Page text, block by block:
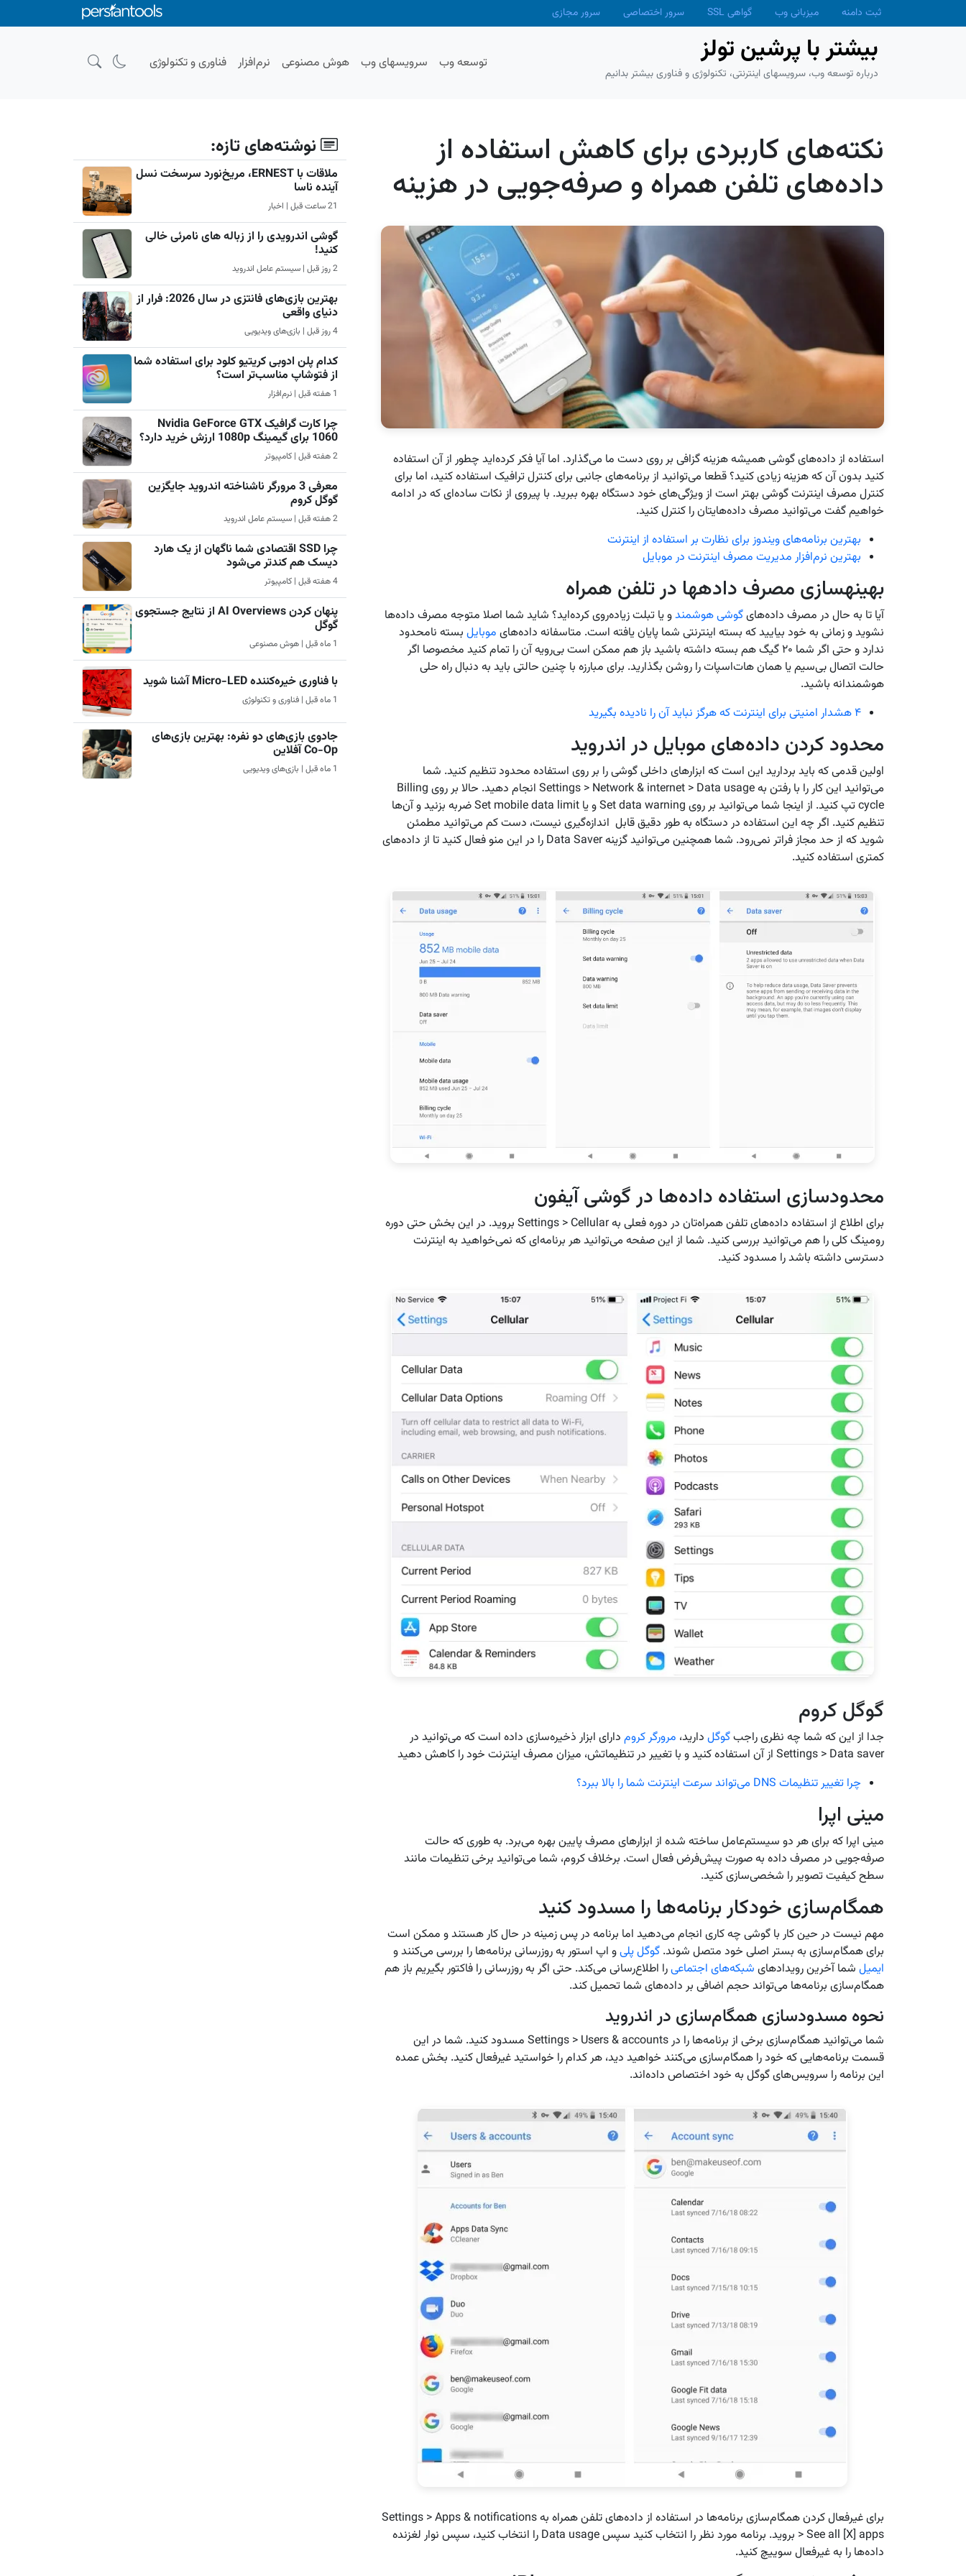
Skip to main contentثبت دامنه میزبانی وب گواهی SSL سرور اختصاصی سرور مجازی
بیشتر با پرشین تولز
درباره توسعه وب، سرویسهای اینترنتی، تکنولوژی و فناوری بیشتر بدانیم
توسعه وب سرویسهای وب هوش مصنوعی نرم‌افزار فناوری و تکنولوژی
نکته‌های کاربردی برای کاهش استفاده از
داده‌های تلفن همراه و صرفه‌جویی در هزینه
استفاده از داده‌های گوشی همیشه هزینه گزافی بر روی دست ما می‌گذارد. اما آیا فکر کرده‌اید چطور از آن استفاده
کنید بدون آن که هزینه زیادی کنید؟ قطعا می‌‌توانید از برنامه‌های جانبی برای کنترل ترافیک استفاده کنید، اما برای
کنترل مصرف اینترنت گوشی بهتر است از ویژگی‌های خود دستگاه بهره ببرید. با پیروی از نکات ساده‌ای که در ادامه
خواهیم گفت می‌توانید مصرف داده‌هایتان را کنترل کنید.
بهترین برنامه‌های ویندوز برای نظارت بر استفاده از اینترنت
بهترین نرم‌افزار مدیریت مصرف اینترنت در موبایل
بهینه‎سازی مصرف داده‎ها در تلفن همراه
آیا تا به حال در مصرف داده‌هایگوشی هوشمندو یا تبلت زیاده‌روی کرده‌اید؟ شاید شما اصلا متوجه مصرف داده‌ها
نشوید و زمانی به خود بیایید که بسته اینترنتی شما پایان یافته است. متاسفانه داده‌های موبایل بسته نامحدود
ندارد و حتی اگر شما ۲۰ گیگ هم بسته داشته باشید باز هم ممکن است بی‌رویه آن را تمام کنید مخصوصا اگر
حالت اتصال بی‌سیم یا همان هات‌اسپات را روشن بگذارید. برای مبارزه با چنین حالتی باید به دنبال راه حلی
هوشمندانه باشید.
۴ هشدار امنیتی برای اینترنت که هرگز نباید آن را نادیده بگیرید
محدود کردن داده‌های موبایل در اندروید
اولین قدمی که باید بردارید این است که ابزارهای داخلی گوشی را بر روی استفاده محدود تنظیم کنید. شما
می‌توانید این کار را با رفتن به Settings > Network & internet > Data usage انجام دهید. حالا بر روی Billing
cycle تپ کنید. از اینجا شما می‌توانید بر روی Set data warning و یا Set mobile data limit ضربه بزنید و آن‌ها
تنظیم کنید. اگر چه این استفاده در دستگاه به طور دقیق قابل اندازه‌گیری نیست، دست‌ کم می‌توانید مطمئن
شوید که از حد مجاز فراتر نمی‌رود. شما همچنین می‌توانید گزینه Data Saver را در این منو فعال کنید تا از داده‌های
کمتری استفاده کنید.
محدودسازی استفاده داده‌ها در گوشی آیفون
برای اطلاع از استفاده داده‌های تلفن همراه‌تان در دوره فعلی به Settings > Cellular بروید. در این بخش حتی دوره
رومینگ کلی را هم می‌توانید بررسی کنید. شما از این صفحه می‌توانید هر برنامه‌ای که نمی‌خواهید به اینترنت
دسترسی داشته باشد را مسدود کنید.
گوگل کروم
جدا از این که شما چه نظری راجبگوگل دارید، مرورگر کروم دارای ابزار ذخیره‌سازی داده است که می‌توانید در
Settings > Data saver از آن استفاده کنید و با تغییر در تنظیماتش، میزان مصرف اینترنت خود را کاهش دهید
چرا تغییر تنظیمات DNS می‌تواند سرعت اینترنت شما را بالا ببرد؟
مینی اپرا
مینی اپرا که برای هر دو سیستم‌عامل ساخته شده از ابزارهای مصرف پایین بهره می‌برد. به طوری که حالت
صرفه‌جویی در مصرف داده به صورت پیش‌فرض فعال است. برخلاف کروم، شما می‌توانید برخی تنظیمات مانند
سطح کیفیت تصویر را شخصی‌سازی کنید.
همگام‌سازی خودکار برنامه‌ها را مسدود کنید
مهم نیست در حین کار با گوشی چه کاری انجام می‌دهید اما برنامه در پس زمینه در حال کار هستند و ممکن است
برای همگام‌سازی به بستر اصلی خود متصل شوند. گوگل پلیو اپ استور به روزرسانی برنامه‌ها را بررسی می‌کنند و
ایمیل شما آخرین رویدادهای شبکه‌های اجتماعیرا اطلاع‌رسانی می‌کند. حتی اگر به روزرسانی را فاکتور بگیریم باز هم
همگام‌سازی برنامه‌ها می‌تواند حجم اضافی بر داده‌های شما تحمیل کند.
نحوه مسدودسازی همگام‌سازی در اندروید
شما می‌توانید همگام‌سازی برخی از برنامه‌ها را در Settings > Users & accounts مسدود کنید. شما در این
قسمت برنامه‌هایی که خود را همگام‌سازی می‌کنند خواهید دید، هر کدام را خواستید غیرفعال کنید. بخش عمده
این برنامه را سرویس‌های گوگل به خود اختصاص داده‌اند.
برای غیرفعال کردن همگام‌سازی برنامه‌ها در استفاده از داده‌های تلفن همراه به Settings > Apps & notifications
> See all [X] apps بروید. برنامه مورد نظر را انتخاب کنید سپس Data usage را انتخاب کنید، سپس نوار لغزنده
داده‌ها را به غیرفعال سوییچ کنید.
نوشته‌های تازه:
ملاقات با ERNEST، مریخ‌نورد سرسخت نسل
آینده ناسا
21 ساعت قبل | اخبار
گوشی اندرویدی را از زباله های نامرئی خالی
کنید!
2 روز قبل | سیستم عامل اندروید
بهترین بازی‌های فانتزی در سال 2026: فرار از
دنیای واقعی
4 روز قبل | بازی‌های ویدیویی
کدام پلن ادوبی کریتیو کلود برای استفاده شما
از فتوشاپ مناسب‌تر است؟
1 هفته قبل | نرم‌افزار
چرا کارت گرافیک Nvidia GeForce GTX
1060 برای گیمینگ 1080p ارزش خرید دارد؟
2 هفته قبل | کامپیوتر
معرفی 3 مرورگر ناشناخته اندروید جایگزین
گوگل کروم
2 هفته قبل | سیستم عامل اندروید
چرا SSD اقتصادی شما ناگهان از یک هارد
دیسک هم کندتر می‌شود
4 هفته قبل | کامپیوتر
پنهان کردن AI Overviews از نتایج جستجوی
گوگل
1 ماه قبل | هوش مصنوعی
با فناوری خیره‌کننده Micro-LED آشنا شوید
1 ماه قبل | فناوری و تکنولوژی
جادوی بازی‌های دو نفره: بهترین بازی‌های
Co-Op آفلاین
1 ماه قبل | بازی‌های ویدیویی